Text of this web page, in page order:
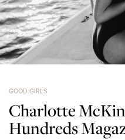
GOOD GIRLS
Charlotte
Hundreds